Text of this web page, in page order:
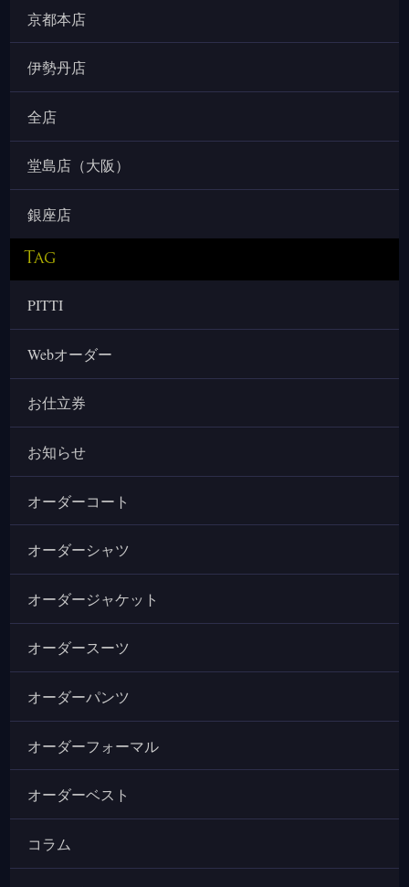
京都本店
伊勢丹店
全店
堂島店（大阪）
銀座店
Tag
PITTI
Webオーダー
お仕立券
お知らせ
オーダーコート
オーダーシャツ
オーダージャケット
オーダースーツ
オーダーパンツ
オーダーフォーマル
オーダーベスト
コラム